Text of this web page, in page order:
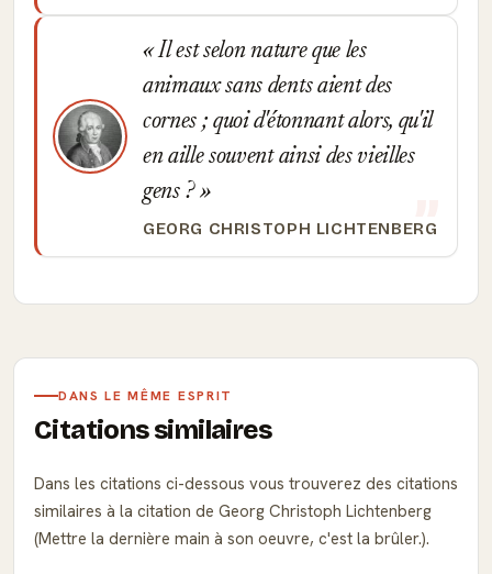
Il est selon nature que les
animaux sans dents aient des
cornes ; quoi d'étonnant alors, qu'il
en aille souvent ainsi des vieilles
gens ?
GEORG CHRISTOPH LICHTENBERG
DANS LE MÊME ESPRIT
Citations similaires
Dans les citations ci-dessous vous trouverez des citations
similaires à la citation de Georg Christoph Lichtenberg
(Mettre la dernière main à son oeuvre, c'est la brûler.).